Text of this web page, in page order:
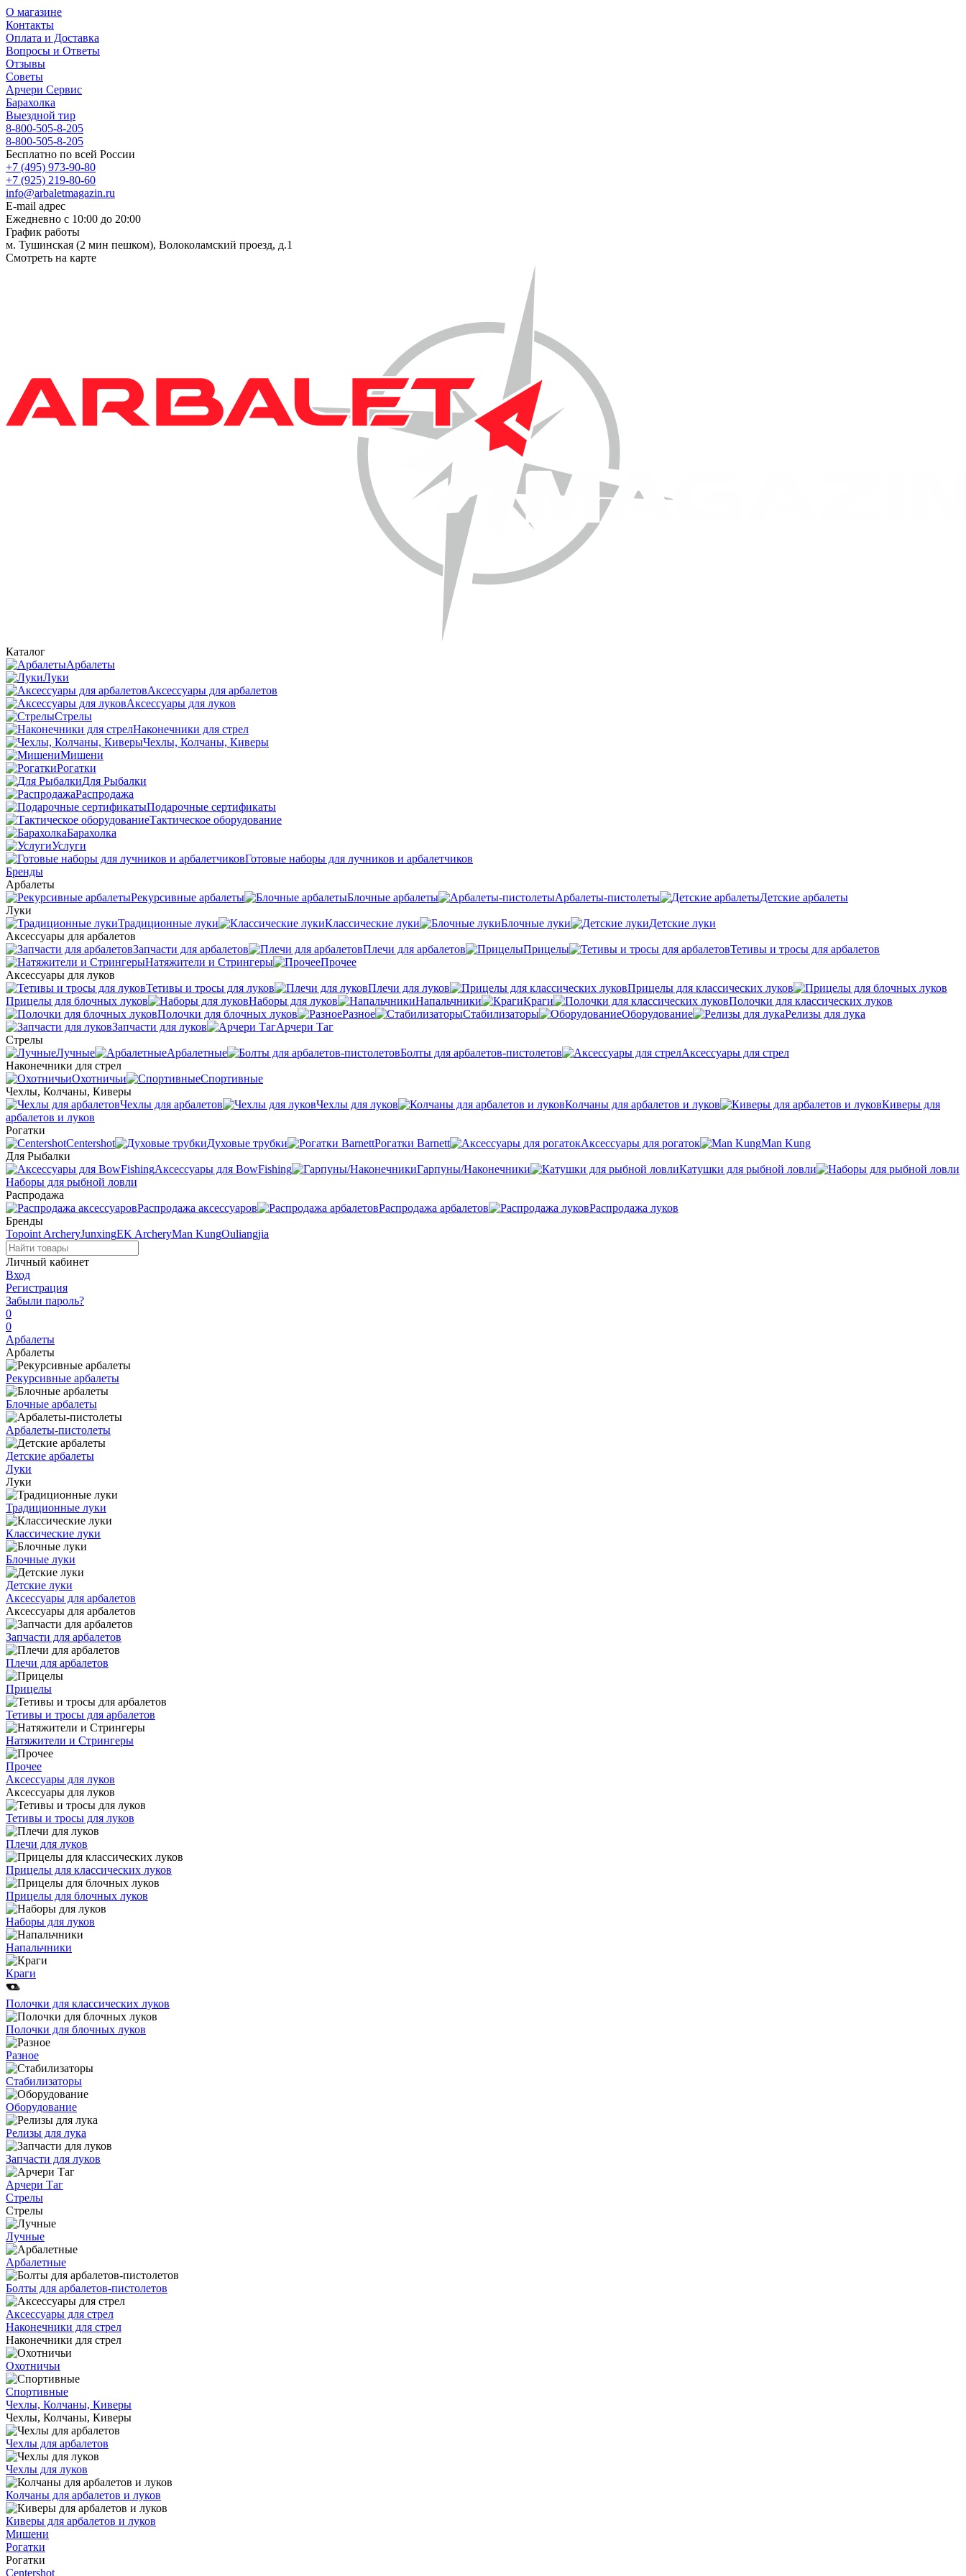
О магазине
Контакты
Оплата и Доставка
Вопросы и Ответы
Отзывы
Советы
Арчери Сервис
Барахолка
Выездной тир
8-800-505-8-205
8-800-505-8-205
Бесплатно по всей России
+7 (495) 973-90-80
+7 (925) 219-80-60
info@arbaletmagazin.ru
E-mail адрес
Ежедневно с 10:00 до 20:00
График работы
м. Тушинская (2 мин пешком), Волоколамский проезд, д.1
Смотреть на карте
Каталог
Арбалеты
Луки
Аксессуары для арбалетов
Аксессуары для луков
Стрелы
Наконечники для стрел
Чехлы, Колчаны, Киверы
Мишени
Рогатки
Для Рыбалки
Распродажа
Подарочные сертификаты
Тактическое оборудование
Барахолка
Услуги
Готовые наборы для лучников и арбалетчиков
Бренды
Арбалеты
Рекурсивные арбалеты
Блочные арбалеты Арбалеты-пистолеты
Детские арбалеты
Луки
Традиционные луки
Классические луки Блочные луки
Детские луки
Аксессуары для арбалетов
Запчасти для арбалетов
Плечи для арбалетов Прицелы
Тетивы и тросы для арбалетов
Натяжители и Стрингеры
Прочее
Аксессуары для луков
Тетивы и тросы для луков
Плечи для луков
Прицелы для классических луков
Прицелы для блочных луков
Наборы для луков Напальчники Краги
Полочки для классических луков
Полочки для блочных луков
Разное Стабилизаторы Оборудование
Релизы для лука
Запчасти для луков
Арчери Таг
Стрелы
Лучные
Арбалетные Болты для арбалетов-пистолетов
Аксессуары для стрел
Наконечники для стрел
Охотничьи
Спортивные
Чехлы, Колчаны, Киверы
Чехлы для арбалетов
Чехлы для луков Колчаны для арбалетов и луков
Киверы для
арбалетов и луков
Рогатки
Centershot
Духовые трубки Рогатки Barnett Аксессуары для рогаток
Man Kung
Для Рыбалки
Аксессуары для BowFishing
Гарпуны/Наконечники
Катушки для рыбной ловли
Наборы для рыбной ловли
Распродажа
Распродажа аксессуаров
Распродажа арбалетов
Распродажа луков
Бренды
Topoint ArcheryJunxingEK ArcheryMan KungOuliangjia
Личный кабинет
Вход
Регистрация
Забыли пароль?
0
0
Арбалеты
Арбалеты
Рекурсивные арбалеты
Блочные арбалеты
Арбалеты-пистолеты
Детские арбалеты
Луки
Луки
Традиционные луки
Классические луки
Блочные луки
Детские луки
Аксессуары для арбалетов
Аксессуары для арбалетов
Запчасти для арбалетов
Плечи для арбалетов
Прицелы
Тетивы и тросы для арбалетов
Натяжители и Стрингеры
Прочее
Аксессуары для луков
Аксессуары для луков
Тетивы и тросы для луков
Плечи для луков
Прицелы для классических луков
Прицелы для блочных луков
Наборы для луков
Напальчники
Краги
Полочки для классических луков
Полочки для блочных луков
Разное
Стабилизаторы
Оборудование
Релизы для лука
Запчасти для луков
Арчери Таг
Стрелы
Стрелы
Лучные
Арбалетные
Болты для арбалетов-пистолетов
Аксессуары для стрел
Наконечники для стрел
Наконечники для стрел
Охотничьи
Спортивные
Чехлы, Колчаны, Киверы
Чехлы, Колчаны, Киверы
Чехлы для арбалетов
Чехлы для луков
Колчаны для арбалетов и луков
Киверы для арбалетов и луков
Мишени
Рогатки
Рогатки
Centershot